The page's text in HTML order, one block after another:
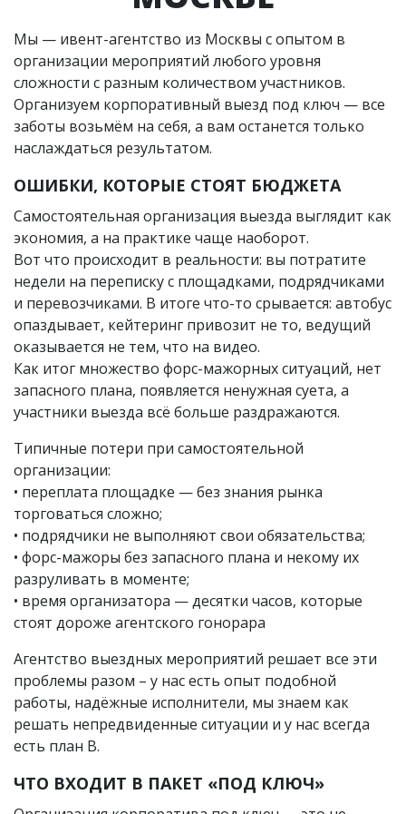
Мы — ивент-агентство из Москвы с опытом в
организации мероприятий любого уровня
сложности с разным количеством участников.
Организуем корпоративный выезд под ключ — все
заботы возьмём на себя, а вам останется только
наслаждаться результатом.
ОШИБКИ, КОТОРЫЕ СТОЯТ БЮДЖЕТА
Самостоятельная организация выезда выглядит как
экономия, а на практике чаще наоборот.
Вот что происходит в реальности: вы потратите
недели на переписку с площадками, подрядчиками
и перевозчиками. В итоге что-то срывается: автобус
опаздывает, кейтеринг привозит не то, ведущий
оказывается не тем, что на видео.
Как итог множество форс-мажорных ситуаций, нет
запасного плана, появляется ненужная суета, а
участники выезда всё больше раздражаются.
Типичные потери при самостоятельной
организации:
• переплата площадке — без знания рынка
торговаться сложно;
• подрядчики не выполняют свои обязательства;
• форс-мажоры без запасного плана и некому их
разруливать в моменте;
• время организатора — десятки часов, которые
стоят дороже агентского гонорара
Агентство выездных мероприятий решает все эти
проблемы разом – у нас есть опыт подобной
работы, надёжные исполнители, мы знаем как
решать непредвиденные ситуации и у нас всегда
есть план В.
ЧТО ВХОДИТ В ПАКЕТ «ПОД КЛЮЧ»